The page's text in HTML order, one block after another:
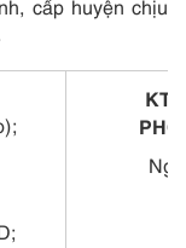
cấp huyện chịu
KT.